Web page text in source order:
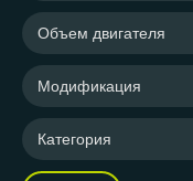
Объем двигателя
Модификация
Категория